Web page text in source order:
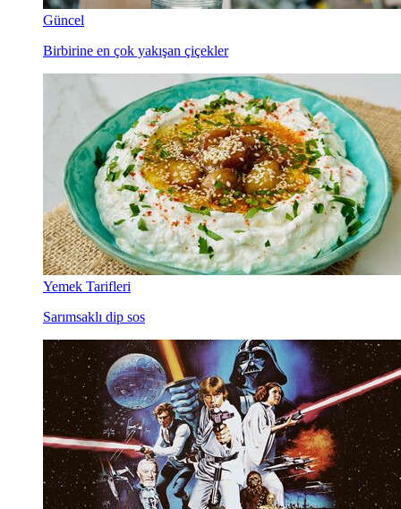
Güncel
Birbirine en çok yakışan çiçekler
Yemek Tarifleri
Sarımsaklı dip sos